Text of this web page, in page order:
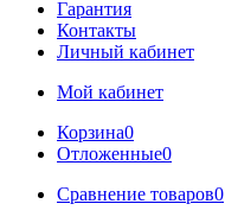
Гарантия
Контакты
Личный кабинет
Мой кабинет
Корзина0
Отложенные0
Сравнение товаров0